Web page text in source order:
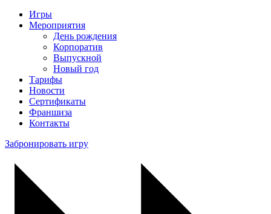
Игры
Мероприятия
День рождения
Корпоратив
Выпускной
Новый год
Тарифы
Новости
Сертификаты
Франшиза
Контакты
Забронировать игру